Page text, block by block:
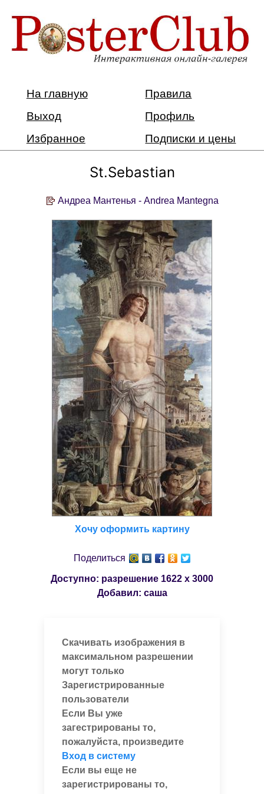
На главную
Правила
Выход
Профиль
Избранное
Подписки и цены
St.Sebastian
Андреа Мантенья - Andrea Mantegna
Хочу оформить картину
Поделиться
Доступно: разрешение 1622 x 3000
Добавил: саша
Скачивать изображения в
максимальном разрешении
могут только
Зарегистрированные
пользователи
Если Вы уже
загестрированы то,
пожалуйста, произведите
Вход в систему
Если вы еще не
зарегистрированы то,